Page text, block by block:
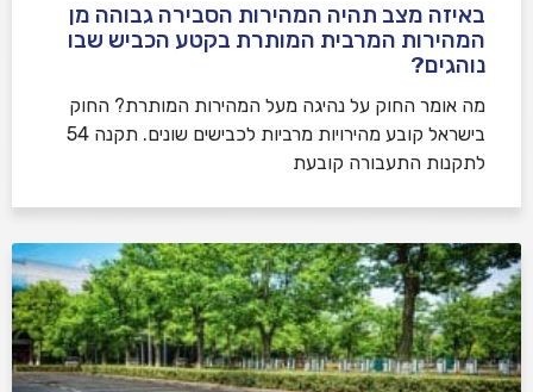
באיזה מצב תהיה המהירות הסבירה גבוהה מן
המהירות המרבית המותרת בקטע הכביש שבו
נוהגים?
​מה אומר החוק על נהיגה מעל המהירות המותרת? החוק
בישראל קובע מהירויות מרביות לכבישים שונים. תקנה 54
לתקנות התעבורה קובעת